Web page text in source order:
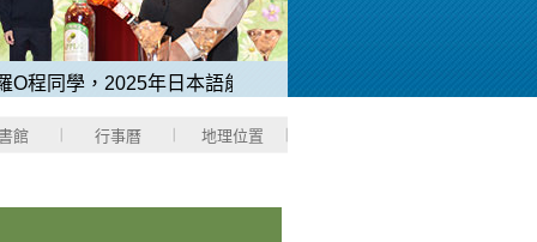
程同學，2025年日本語能力測驗「N1中考取滿分180分」。
館 行事曆 地理位置